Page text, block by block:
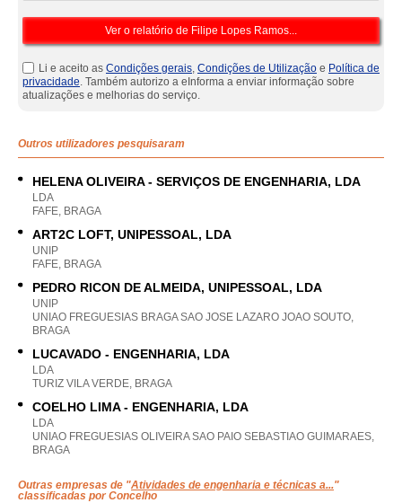
Li e aceito as Condições gerais, Condições de Utilização e Política de
privacidade. Também autorizo a eInforma a enviar informação sobre
atualizações e melhorias do serviço.
Outros utilizadores pesquisaram
HELENA OLIVEIRA - SERVIÇOS DE ENGENHARIA, LDA
LDA
FAFE, BRAGA
ART2C LOFT, UNIPESSOAL, LDA
UNIP
FAFE, BRAGA
PEDRO RICON DE ALMEIDA, UNIPESSOAL, LDA
UNIP
UNIAO FREGUESIAS BRAGA SAO JOSE LAZARO JOAO SOUTO,
BRAGA
LUCAVADO - ENGENHARIA, LDA
LDA
TURIZ VILA VERDE, BRAGA
COELHO LIMA - ENGENHARIA, LDA
LDA
UNIAO FREGUESIAS OLIVEIRA SAO PAIO SEBASTIAO GUIMARAES,
BRAGA
Outras empresas de "Atividades de engenharia e técnicas a..."
classificadas por Concelho